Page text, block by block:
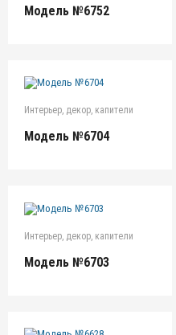
Модель №6752
Интерьер, декор, капители
Модель №6704
Интерьер, декор, капители
Модель №6703